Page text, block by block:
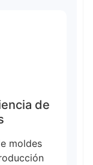
de
moldes